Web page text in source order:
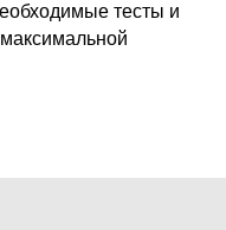
тесты и